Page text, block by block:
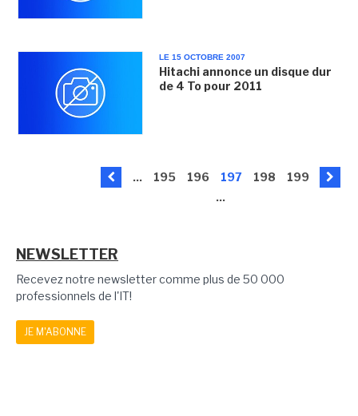
LE 15 OCTOBRE 2007
Hitachi annonce un disque dur
de 4 To pour 2011
... 195 196 197 198
199
...
NEWSLETTER
Recevez notre newsletter comme plus de 50 000
professionnels de l'IT!
JE M'ABONNE